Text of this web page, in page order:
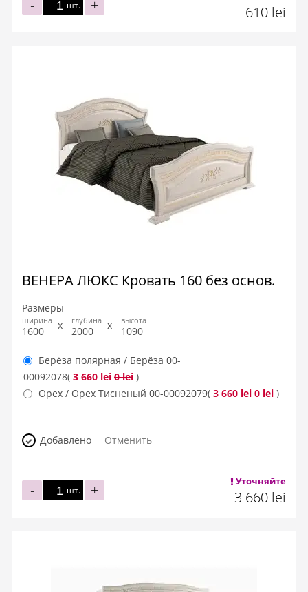
шт. +
- 610 lei
ВЕНЕРА ЛЮКС Кровать 160 без основ.
Размеры
ширина
1600
глубина
2000
высота
1090
Берёза полярная / Берёза 00-
00092078( 3 660 lei 0 lei )
Орех / Орех Тисненый 00-00092079( 3 660 lei 0 lei )
Добавлено Отменить
шт. +
- Уточняйте
3 660 lei